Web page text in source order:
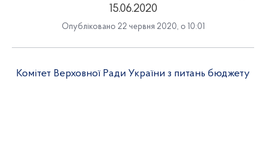
15.06.2020
Опубліковано 22 червня 2020, о 10:01
Комітет Верховної Ради України з питань бюджету